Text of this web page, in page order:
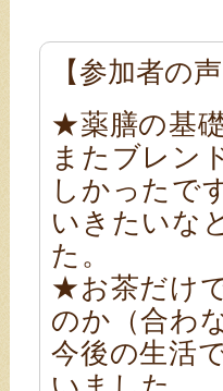
【参加者の声
★薬膳の基
またブレン
しかったで
いきたいな
た。
★お茶だけ
のか（合わ
今後の生活